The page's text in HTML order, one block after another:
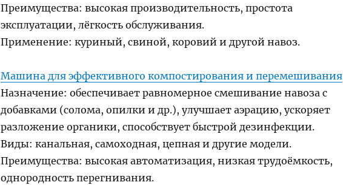
Преимущества: высокая производительность, простота
эксплуатации, лёгкость обслуживания.
Применение: куриный, свиной, коровий и другой навоз.
Машина для эффективного компостирования и перемешивания
Назначение: обеспечивает равномерное смешивание навоза с
добавками (солома, опилки и др.), улучшает аэрацию, ускоряет
разложение органики, способствует быстрой дезинфекции.
Виды: канальная, самоходная, цепная и другие модели.
Преимущества: высокая автоматизация, низкая трудоёмкость,
однородность перегнивания.